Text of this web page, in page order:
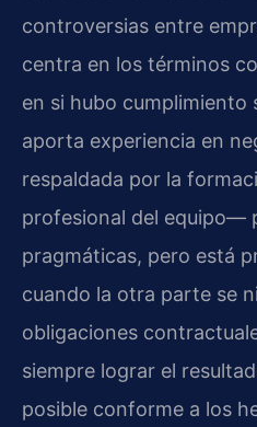
controversias entre
centra en los términos
en si hubo cumplimiento
aporta experiencia en
respaldada por la
profesional del equipo—
pragmáticas, pero está
cuando la otra parte se
obligaciones
siempre lograr el
posible conforme a los